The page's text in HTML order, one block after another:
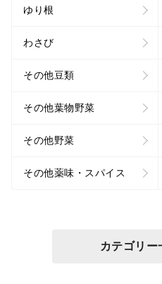
ゆり根
わさび
その他豆類
その他葉物野菜
その他野菜
その他薬味・スパイス
カテゴリー